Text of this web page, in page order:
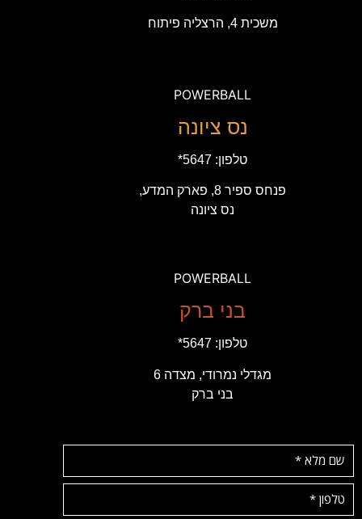
משכית 4, הרצליה פיתוח
POWERBALL
נס ציונה
טלפון: 5647*
פנחס ספיר 8, פארק המדע,
נס ציונה
POWERBALL
בני ברק
טלפון: 5647*
מגדלי נמרודי, מצדה 6
בני ברק